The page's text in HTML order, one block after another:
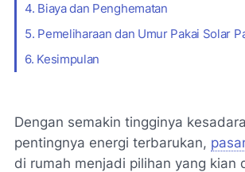
4. Biaya dan Penghematan
5. Pemeliharaan dan Umur Pakai Solar
6. Kesimpulan
Dengan semakin tingginya
pentingnya energi terbarukan,
di rumah menjadi pilihan yang kian